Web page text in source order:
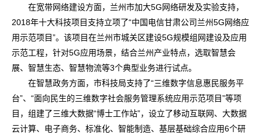
在宽带网络建设方面，兰州市加大5G网络研发及实验支持，
2018年十大科技项目支持立项了“中国电信甘肃公司兰州5G网络应
用示范项目”。该项目在兰州市城关区建设5G规模组网建设及应用
示范工程，针对5G应用场景，结合兰州产业特点，选取智慧会
展、智慧生态、智慧物流等3个典型业务进行试点。
在智慧政务方面，市科技局支持了“三维数字信息惠民服务平
台”、“面向民生的三维数字社会服务管理系统应用示范项目”等项
目，组建了三维大数据“博士工作站”，设立了移动互联网、大数据
云计算、电子商务、标准化、智能制造、基层基础综合应用6个研